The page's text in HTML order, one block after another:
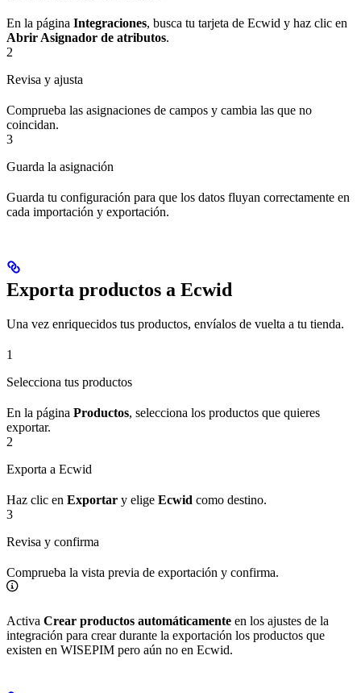
En la página Integraciones, busca tu tarjeta de Ecwid y haz clic en
Abrir Asignador de atributos.
2
Revisa y ajusta
Comprueba las asignaciones de campos y cambia las que no
coincidan.
3
Guarda la asignación
Guarda tu configuración para que los datos fluyan correctamente en
cada importación y exportación.
Exporta productos a Ecwid
Una vez enriquecidos tus productos, envíalos de vuelta a tu tienda.
1
Selecciona tus productos
En la página Productos, selecciona los productos que quieres
exportar.
2
Exporta a Ecwid
Haz clic en Exportar y elige Ecwid como destino.
3
Revisa y confirma
Comprueba la vista previa de exportación y confirma.
Activa Crear productos automáticamente en los ajustes de la
integración para crear durante la exportación los productos que
existen en WISEPIM pero aún no en Ecwid.